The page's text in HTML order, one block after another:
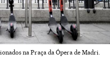
na Praça da Ópera de Madri.